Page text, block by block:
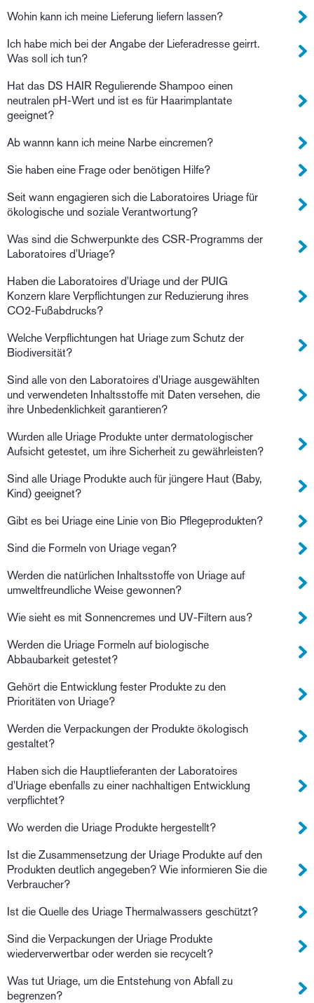
Wohin kann ich meine Lieferung liefern lassen?
Ich habe mich bei der Angabe der Lieferadresse geirrt.
Was soll ich tun?
Hat das DS HAIR Regulierende Shampoo einen
neutralen pH-Wert und ist es für Haarimplantate
geeignet?
Ab wannn kann ich meine Narbe eincremen?
Sie haben eine Frage oder benötigen Hilfe?
Seit wann engagieren sich die Laboratoires Uriage für
ökologische und soziale Verantwortung?
Was sind die Schwerpunkte des CSR-Programms der
Laboratoires d'Uriage?
Haben die Laboratoires d'Uriage und der PUIG
Konzern klare Verpflichtungen zur Reduzierung ihres
CO2-Fußabdrucks?
Welche Verpflichtungen hat Uriage zum Schutz der
Biodiversität?
Sind alle von den Laboratoires d'Uriage ausgewählten
und verwendeten Inhaltsstoffe mit Daten versehen, die
ihre Unbedenklichkeit garantieren?
Wurden alle Uriage Produkte unter dermatologischer
Aufsicht getestet, um ihre Sicherheit zu gewährleisten?
Sind alle Uriage Produkte auch für jüngere Haut (Baby,
Kind) geeignet?
Gibt es bei Uriage eine Linie von Bio Pflegeprodukten?
Sind die Formeln von Uriage vegan?
Werden die natürlichen Inhaltsstoffe von Uriage auf
umweltfreundliche Weise gewonnen?
Wie sieht es mit Sonnencremes und UV-Filtern aus?
Werden die Uriage Formeln auf biologische
Abbaubarkeit getestet?
Gehört die Entwicklung fester Produkte zu den
Prioritäten von Uriage?
Werden die Verpackungen der Produkte ökologisch
gestaltet?
Haben sich die Hauptlieferanten der Laboratoires
d'Uriage ebenfalls zu einer nachhaltigen Entwicklung
verpflichtet?
Wo werden die Uriage Produkte hergestellt?
Ist die Zusammensetzung der Uriage Produkte auf den
Produkten deutlich angegeben? Wie informieren Sie die
Verbraucher?
Ist die Quelle des Uriage Thermalwassers geschützt?
Sind die Verpackungen der Uriage Produkte
wiederverwertbar oder werden sie recycelt?
Was tut Uriage, um die Entstehung von Abfall zu
begrenzen?